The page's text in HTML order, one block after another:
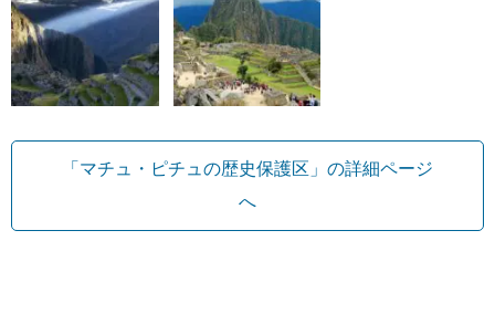
「マチュ・ピチュの歴史保護区」の詳細ページ
へ